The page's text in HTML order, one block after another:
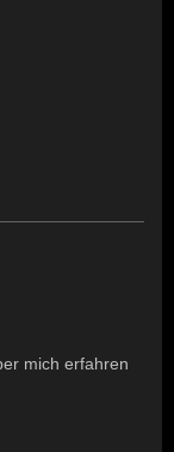
mich erfahren